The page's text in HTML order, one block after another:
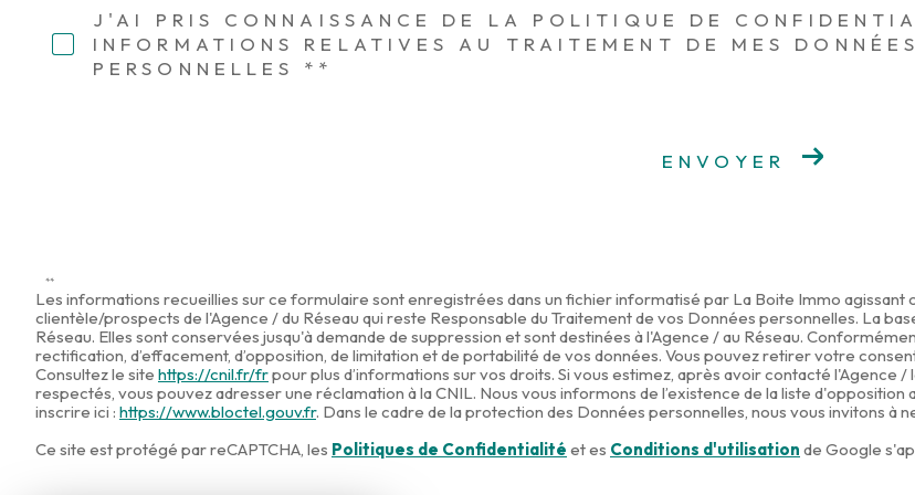
Ce site est protégé par reCAPTCHA, les Politiques de Confidentialité et es Conditions d'utilisation de Google s'appliquent.
J'AI PRIS CONNAISSANCE DE LA POLITIQUE DE
INFORMATIONS RELATIVES AU TRAITEMENT DE MES DONNÉES
PERSONNELLES **
ENVOYER
**
Les informations recueillies sur ce formulaire sont enregistrées dans un fichier informatisé par La Boite Immo
clientèle/prospects de l'Agence / du Réseau qui reste Responsable du Traitement de vos Données personnelles. La
Réseau. Elles sont conservées jusqu'à demande de suppression et sont destinées à l'Agence / au Réseau.
rectification, d’effacement, d’opposition, de limitation et de portabilité de vos données. Vous pouvez retirer votre
Consultez le site https://cnil.fr/frpour plus d’informations sur vos droits. Si vous estimez, après avoir contacté l'Agence
respectés, vous pouvez adresser une réclamation à la CNIL. Nous vous informons de l’existence de la liste
inscrire ici : https://www.bloctel.gouv.fr. Dans le cadre de la protection des Données personnelles, nous vous invitons à
Ce site est protégé par reCAPTCHA, les Politiques de Confidentialité et es Conditions d'utilisation de Google